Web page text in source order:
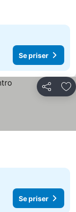
Se priser
Dela
Se priser